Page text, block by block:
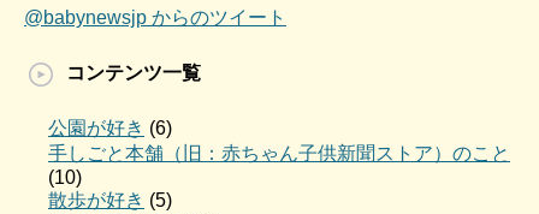
@babynewsjp からのツイート
コンテンツ一覧
公園が好き (6)
手しごと本舗（旧：赤ちゃん子供新聞ストア）のこと
(10)
散歩が好き (5)